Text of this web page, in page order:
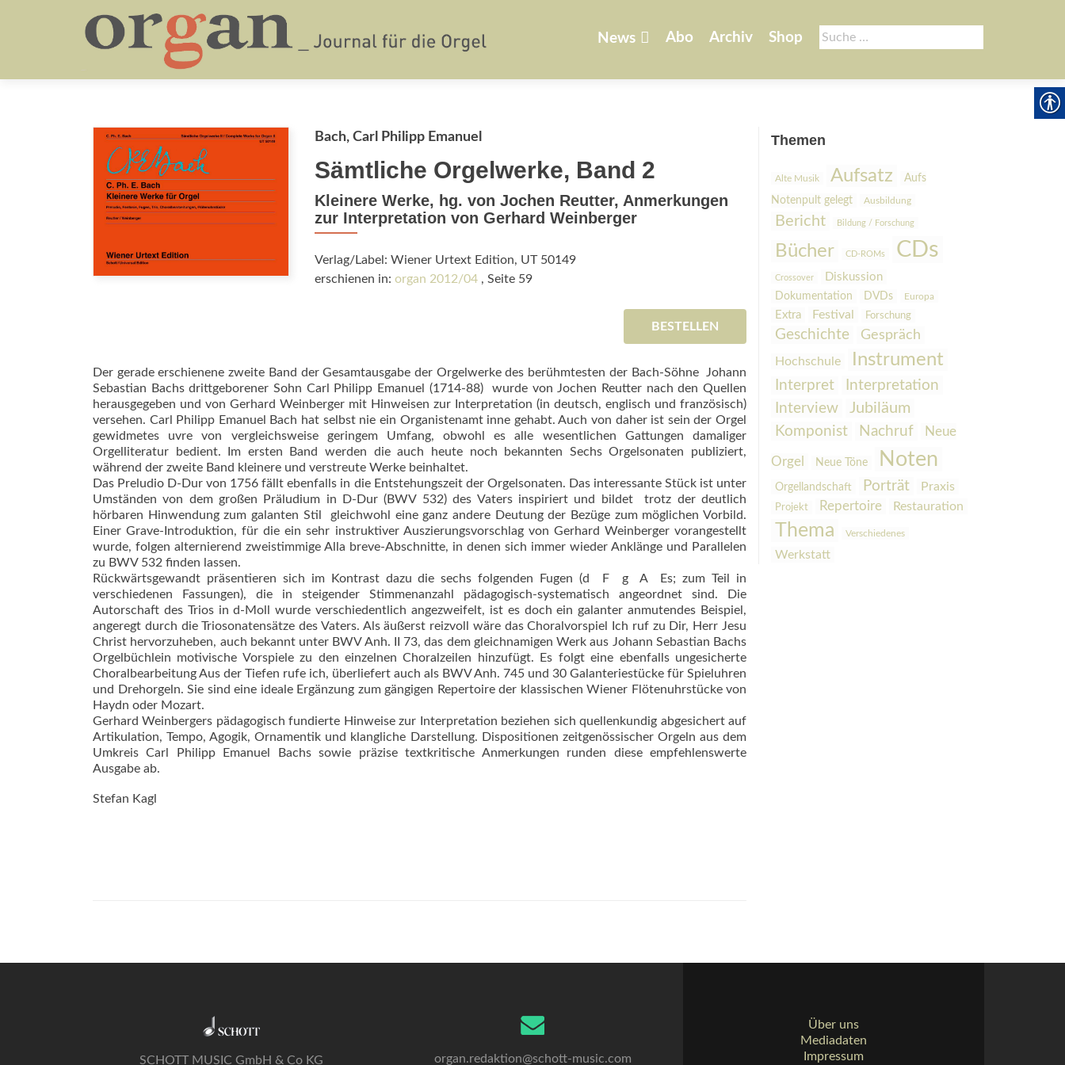
Suche
nach:
springen
News Abo Archiv Shop
Bach, Carl Philipp Emanuel
Sämtliche Orgelwerke, Band 2
Kleinere Werke, hg. von Jochen Reutter, Anmerkungen
zur Interpretation von Gerhard Weinberger
Verlag/Label: Wiener Urtext Edition, UT 50149
erschienen in: organ 2012/04, Seite 59
BESTELLEN
Der gerade erschienene zweite Band der Gesamtausgabe der Orgelwerke des berühmtesten der Bach-Söhne  Johann
Sebastian Bachs drittgeborener Sohn Carl Philipp Emanuel (1714-88)  wurde von Jochen Reutter nach den Quellen
herausgegeben und von Gerhard Weinberger mit Hinweisen zur Interpretation (in deutsch, englisch und französisch)
versehen. Carl Philipp Emanuel Bach hat selbst nie ein Organistenamt inne gehabt. Auch von daher ist sein der Orgel
gewidmetes uvre von vergleichsweise geringem Umfang, obwohl es alle wesentlichen Gattungen damaliger
Orgelliteratur bedient. Im ersten Band werden die auch heute noch bekannten Sechs Orgelsonaten publiziert,
während der zweite Band kleinere und verstreute Werke beinhaltet.
Das Preludio D-Dur von 1756 fällt ebenfalls in die Entstehungszeit der Orgelsonaten. Das interessante Stück ist unter
Umständen von dem großen Präludium in D-Dur (BWV 532) des Vaters inspiriert und bildet  trotz der deutlich
hörbaren Hinwendung zum galanten Stil  gleichwohl eine ganz andere Deutung der Bezüge zum möglichen Vorbild.
Einer Grave-Introduktion, für die ein sehr instruktiver Auszierungsvorschlag von Gerhard Weinberger vorangestellt
wurde, folgen alternierend zweistimmige Alla breve-Abschnitte, in denen sich immer wieder Anklänge und Parallelen
zu BWV 532 finden lassen.
Rückwärtsgewandt präsentieren sich im Kontrast dazu die sechs folgenden Fugen (d  F  g  A  Es; zum Teil in
verschiedenen Fassungen), die in steigender Stimmenanzahl pädagogisch-systematisch angeordnet sind. Die
Autorschaft des Trios in d-Moll wurde verschiedentlich angezweifelt, ist es doch ein galanter anmutendes Beispiel,
angeregt durch die Triosonatensätze des Vaters. Als äußerst reizvoll wäre das Choralvorspiel Ich ruf zu Dir, Herr Jesu
Christ hervorzuheben, auch bekannt unter BWV Anh. II 73, das dem gleichnamigen Werk aus Johann Sebastian Bachs
Orgelbüchlein motivische Vorspiele zu den einzelnen Choralzeilen hinzufügt. Es folgt eine ebenfalls ungesicherte
Choralbearbeitung Aus der Tiefen rufe ich, überliefert auch als BWV Anh. 745 und 30 Galanteriestücke für Spieluhren
und Drehorgeln. Sie sind eine ideale Ergänzung zum gängigen Repertoire der klassischen Wiener Flötenuhrstücke von
Haydn oder Mozart.
Gerhard Weinbergers pädagogisch fundierte Hinweise zur Interpretation beziehen sich quellenkundig abgesichert auf
Artikulation, Tempo, Agogik, Ornamentik und klangliche Darstellung. Dispositionen zeitgenössischer Orgeln aus dem
Umkreis Carl Philipp Emanuel Bachs sowie präzise textkritische Anmerkungen runden diese empfehlenswerte
Ausgabe ab.
Stefan Kagl
Themen
Alte Musik Aufsatz
Aufs
Notenpult gelegt
Ausbildung
Bericht Bildung / Forschung
Bücher CD-ROMs CDs
Crossover Diskussion
Dokumentation DVDs Europa
Extra Festival Forschung
Geschichte Gespräch
Hochschule Instrument
Interpret
Interpretation
Interview
Jubiläum
Komponist
Nachruf Neue
Orgel Neue Töne Noten
Orgellandschaft Porträt Praxis
Projekt Repertoire Restauration
Thema Verschiedenes
Werkstatt
SCHOTT MUSIC GmbH & Co KG organ.redaktion@schott-music.com
Über uns
Mediadaten
Impressum